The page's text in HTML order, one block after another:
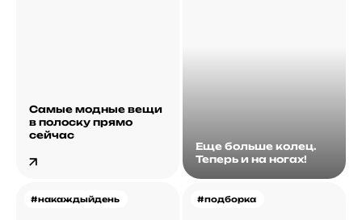
Самые модные вещи
в полоску прямо
сейчас
Еще больше колец.
Теперь и на ногах!
#накаждыйдень #подборка